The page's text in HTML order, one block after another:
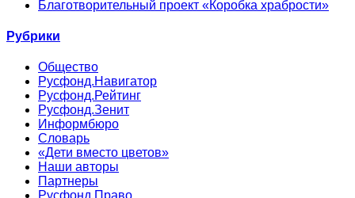
Благотворительный проект «Коробка храбрости»
Рубрики
Общество
Русфонд.Навигатор
Русфонд.Рейтинг
Русфонд.Зенит
Информбюро
Словарь
«Дети вместо цветов»
Наши авторы
Партнеры